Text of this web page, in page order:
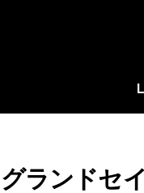
グランドセ